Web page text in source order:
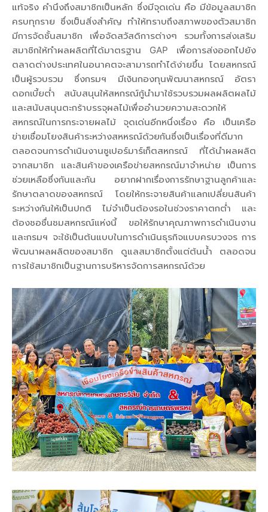
แท้จริง คำนึงถึงสมาชิกเป็นหลัก ซึ่งมีจุดเด่น คือ มีข้อมูลสมาชิก
ครบทุกราย ซึ่งเป็นสิ่งสำคัญ ทำให้ทราบถึงสภาพของตัวสมาชิก
มีการจัดชั้นสมาชิก เพื่อจัดสวัสดิการต่างๆ รวมทั้งการส่งเสริม
สมาชิกให้ทำผลผลิตที่ได้มาตรฐาน GAP เพื่อการส่งออกไปยัง
ตลาดต่างประเทศในอนาคตจะสามารถทำได้ง่ายขึ้น โดยสหกรณ์
เป็นผู้รวบรวม ซึ่งกรมฯ มีเงินกองทุนพัฒนาสหกรณ์ อัตรา
ดอกเบี้ยต่ำ สนับสนุนให้สหกรณ์กู้นำมาใช้รวบรวมผลผลิตผลไม้
และสนับสนุนตะกร้าบรรจุผลไม้เพื่ออำนวยความสะดวกให้
สหกรณ์ในการกระจายผลไม้ จุดเด่นอีกหนึ่งเรื่อง คือ เป็นเครือ
ข่ายเชื่อมโยงสินค้าระหว่างสหหรณ์ด้วยกันซึ่งเป็นเรื่องที่ดีมาก
ตลอดจนการดำเนินงานซูเปอร์มาร์เก็ตสหกรณ์ ที่ได้นำผลผลิต
จากสมาชิก และสินค้าของเครือข่ายสหกรณ์มาจำหน่าย เป็นการ
ช่วยเหลือซึ่งกันและกัน อยากฝากเรื่องการรักษาฐานลูกค้าและ
รักษาตลาดของสหกรณ์ โดยให้กระจายสินค้าแลกเปลี่ยนสินค้า
ระหว่างกันให้เป็นปกติ ไม่จำเป็นต้องรอในช่วงราคาตกต่ำ และ
ต้องชอชื่นชมสหกรณ์แห่งนี้ ขอให้รักษาคุณภาพการดำเนินงาน
และกรมฯ จะใช้เป็นต้นแบบในการดำเนินธุรกิจแบบครบวงจร การ
พัฒนาผลผลิตของสมาชิก ดูแลสมาชิกตั้งแต่ต้นน้ำ ตลอดจน
การใช้สมาชิกเป็นฐานการบริหารจัดการสหกรณ์ด้วย